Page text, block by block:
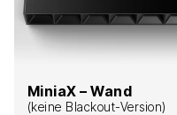
MiniaX – Wand
(keine Blackout-Version)